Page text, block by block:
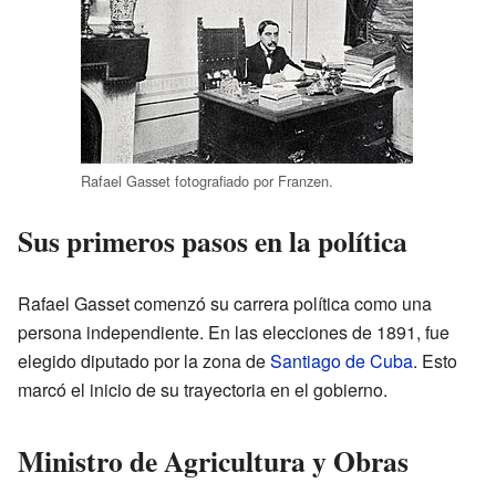
Rafael Gasset fotografiado por Franzen.
Sus primeros pasos en la política
Rafael Gasset comenzó su carrera política como una
persona independiente. En las elecciones de 1891, fue
elegido diputado por la zona deSantiago de Cuba. Esto
marcó el inicio de su trayectoria en el gobierno.
Ministro de Agricultura y Obras